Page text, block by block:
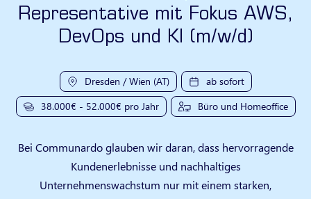
Representative mit Fokus AWS,
DevOps und KI (m/w/d)
Dresden / Wien (AT)
ab sofort
38.000€ - 52.000€ pro Jahr
Büro und Homeoffice
Bei Communardo glauben wir daran, dass hervorragende
Kundenerlebnisse und nachhaltiges
Unternehmenswachstum nur mit einem starken,